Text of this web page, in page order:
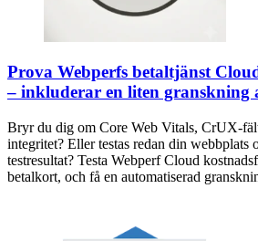
Prova Webperfs betaltjänst
– inkluderar en liten granskning
Bryr du dig om Core Web Vitals, CrUX-
integritet? Eller testas redan din webbplats
testresultat? Testa Webperf Cloud
betalkort, och få en automatiserad